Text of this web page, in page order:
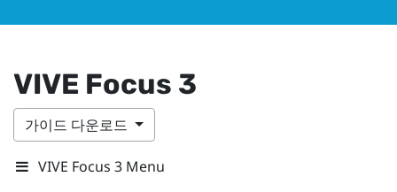
VIVE Focus 3
가이드 다운로드
VIVE Focus 3 Menu